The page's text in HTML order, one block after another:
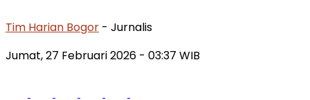
Tim Harian Bogor - Jurnalis
Jumat, 27 Februari 2026 - 03:37 WIB